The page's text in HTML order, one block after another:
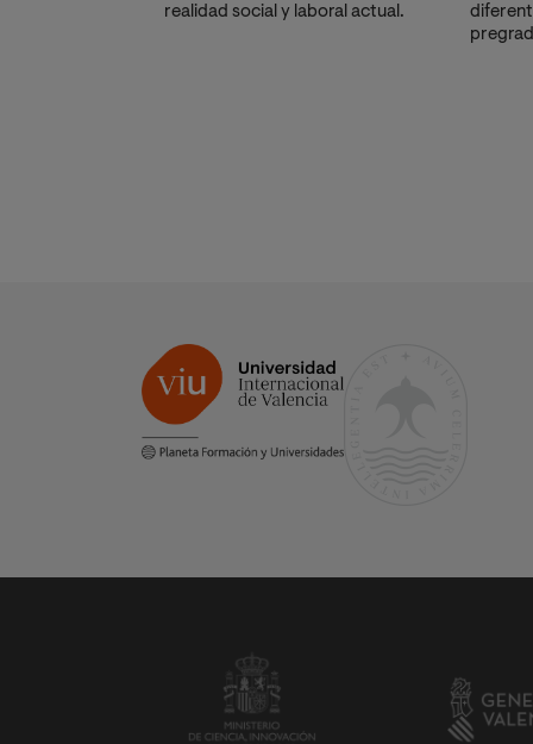
realidad social y laboral actual.